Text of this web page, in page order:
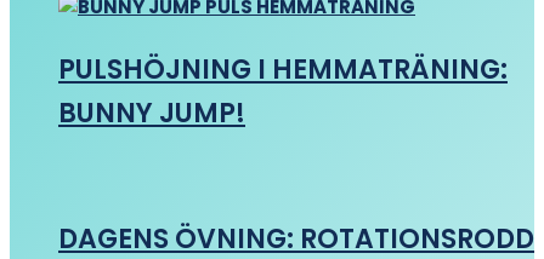
PULSHÖJNING I HEMMATRÄNING:
BUNNY JUMP!
DAGENS ÖVNING: ROTATIONSRODD